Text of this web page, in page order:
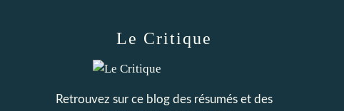
Le Critique
Retrouvez sur ce blog des résumés et des